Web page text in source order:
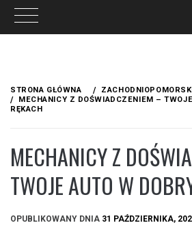
treści
STRONA GŁÓWNA
MECHANICY Z DOŚWIADCZENIEM –
RĘKACH
MECHANICY Z
TWOJE AUTO W
OPUBLIKOWANY DNIA 31 PAŹDZIERNIKA,